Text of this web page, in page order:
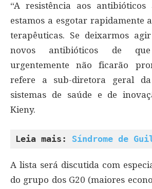
“A resistência aos
estamos a esgotar rapidamente
terapêuticas. Se deixarmos
novos antibióticos de que
urgentemente não ficarão
refere a sub-diretora geral
sistemas de saúde e de
Kieny.
Leia mais: Síndrome de
A lista será discutida com
do grupo dos G20 (maiores